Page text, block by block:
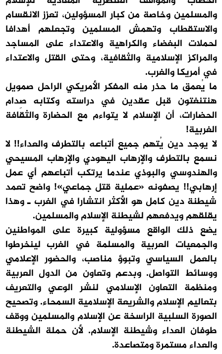
والمسلمين وخاصة من كبار المسؤولين، تعزز الانقسام
والاستقطاب وتهمش المسلمين وتجعلهم أهدافا
لحملات البغضاء والكراهية والاعتداء على المساجد
والمراكز الإسلامية والثقافية، وحتى القتل والاعتداء
في أمريكا والغرب.
ما يُعمق ما حذر منه المفكر الأمريكي الراحل صمويل
هنتنغتون قبل عقدين في دراسته وكتابه صِدام
الحضارات، أن الإسلام لا يتواءم مع الحضارة والثقافة
الغربية!
لا يوجد دين يُتهم جميع أتباعه بالتطرف والعداء!! لا
نسمع بالتطرف والإرهاب اليهودي والإرهاب المسيحي
والهندوسي والبوذي عندما يرتكب أتباعهم أي عمل
إرهابي!! يصفونه «عملية قتل جماعي»! واضح تعمد
شيطنة دين كامل هو الأكثر انتشارا في الغرب ـ وهذا
يقلقهم ويدفعهم لشيطنة الإسلام والمسلمين.
يضع ذلك الواقع مسؤولية كبيرة على المواطنين
والجمعيات العربية والمسلمة في الغرب لينخرطوا
بالعمل السياسي وتبوؤ مناصب، والحضور الإعلامي
ووسائط التواصل. وبدعم وتعاون من الدول العربية
ومنظمة التعاون الإسلامي لنشر الوعي والتعريف
بتعاليم الإسلام والشريعة الإسلامية السمحاء. وتصحيح
الصورة السلبية الراسخة عن الإسلام والمسلمين ووقف
طوفان العداء وشيطنة الإسلام. لأن حملة الشيطنة
والعداء مستمرة ومتصاعدة.